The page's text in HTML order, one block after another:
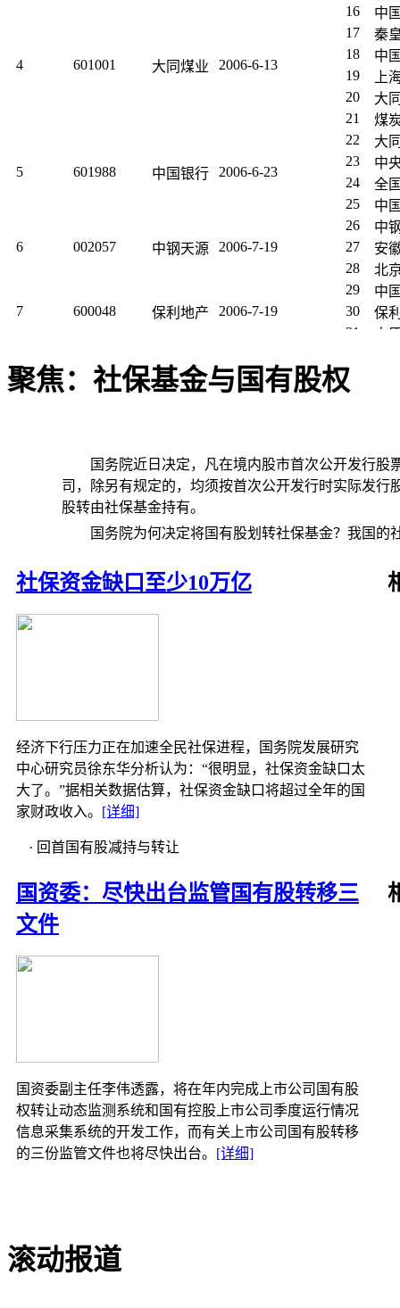
4 601001 大同煤业 2006-6-13
16
中
17
秦
18
中
19
上
20
大
21
煤
22
大
5
601988 中国银行 2006-6-23
23
中
24
全
6 002057 中钢天源 2006-7-19
25
中
26
中
27
安
28
北
29
中
7
600048 保利地产 2006-7-19 30 保
8 601006 大秦铁路 2006-7-21
31
太
33
34
002059 世博股份 2006-7-26
37
云
38
云
002060 粤水电 2006-7-31
40
广
11 002061 江山化工 2006-8-2
浙
江
14
601111 中国国航 2006-8-9
50
51
15
002068 黑猫股份 2006-9-6
52
601699 潞安环能
57
上
17
19
66
67
21
002073 青岛软控 2006-10-9 68
22
002075 高新张铜 2006-10-10
24 002077
聚焦：社保基金与国有股权
国务院近日决定，凡在境内股市首次公开发行股
司，除另有规定的，均须按首次公开发行时实际发行
股转由社保基金持有。
国务院为何决定将国有股划转社保基金？我国的
社保资金缺口至少10万亿
经济下行压力正在加速全民社保进程，国务院发展研究
中心研究员徐东华分析认为：“很明显，社保资金缺口太
大了。”据相关数据估算，社保资金缺口将超过全年的国
家财政收入。 [详细]
· 回首国有股减持与转让
国资委：尽快出台监管国有股转移三
文件
国资委副主任李伟透露，将在年内完成上市公司国有股
权转让动态监测系统和国有控股上市公司季度运行情况
信息采集系统的开发工作，而有关上市公司国有股转移
的三份监管文件也将尽快出台。 [详细]
滚动报道